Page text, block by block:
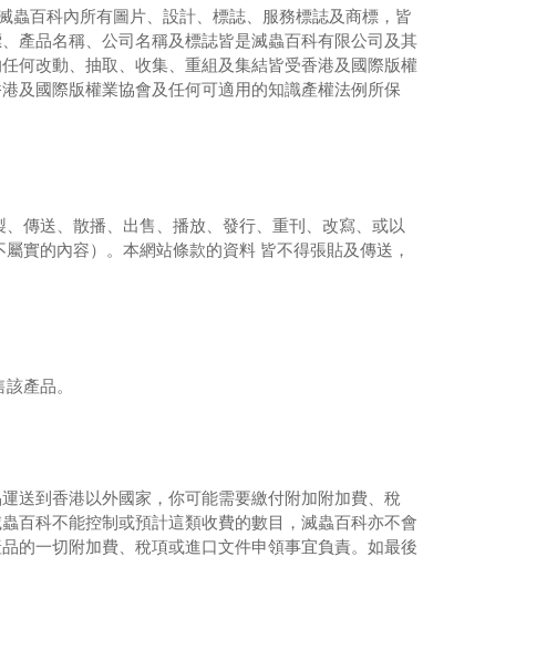
蟲百科內所有圖片、設計、標誌、服務標誌及商標，皆
產品名稱、公司名稱及標誌皆是滅蟲百科有限公司及其
何改動、抽取、收集、重組及集結皆受香港及國際版權
及國際版權業協會及任何可適用的知識產權法例所保
、傳送、散播、出售、播放、發行、重刊、改寫、或以
屬實的內容）。本網站條款的資料 皆不得張貼及傳送，
產品。
送到香港以外國家，你可能需要繳付附加附加費、稅
百科不能控制或預計這類收費的數目，滅蟲百科亦不會
的一切附加費、稅項或進口文件申領事宜負責。如最後